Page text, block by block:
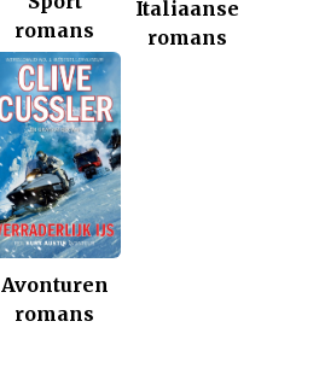
romans
Italiaanse
romans
Avonturen
romans